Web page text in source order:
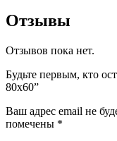
Отзывы
Отзывов пока нет.
Будьте первым, кто
80х60”
Ваш адрес email не
помечены *